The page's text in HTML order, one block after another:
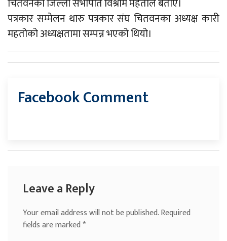
चितवनका जिल्ला सभापति विश्राम महतोले बताए।
पत्रकार सम्मेलन थारु पत्रकार संघ चितवनका अध्यक्ष कारी
महतोको अध्यक्षतामा सम्पन्न भएको थियो।
Facebook Comment
Leave a Reply
Your email address will not be published.Required
fields are marked*